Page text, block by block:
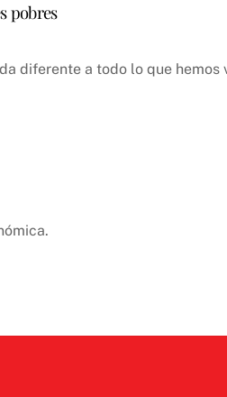
pobres
diferente a todo lo que hemos